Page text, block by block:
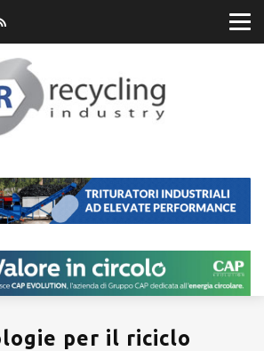
per il riciclo